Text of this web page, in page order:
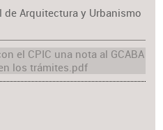
de Arquitectura y Urbanismo